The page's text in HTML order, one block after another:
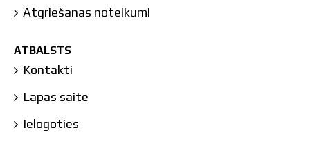
Atgriešanas noteikumi
ATBALSTS
Kontakti
Lapas saite
Ielogoties